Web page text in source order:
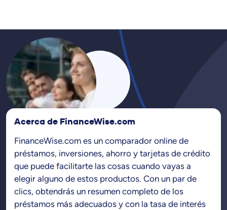
Acerca de FinanceWise.com
FinanceWise.com es un comparador online de
préstamos, inversiones, ahorro y tarjetas de crédito
que puede facilitarte las cosas cuando vayas a
elegir alguno de estos productos. Con un par de
clics, obtendrás un resumen completo de los
préstamos más adecuados y con la tasa de interés